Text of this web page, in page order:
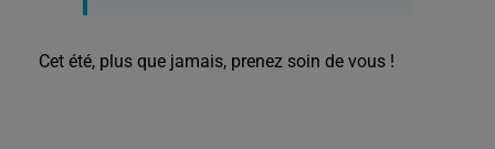
Cet été, plus que jamais, prenez soin de vous !